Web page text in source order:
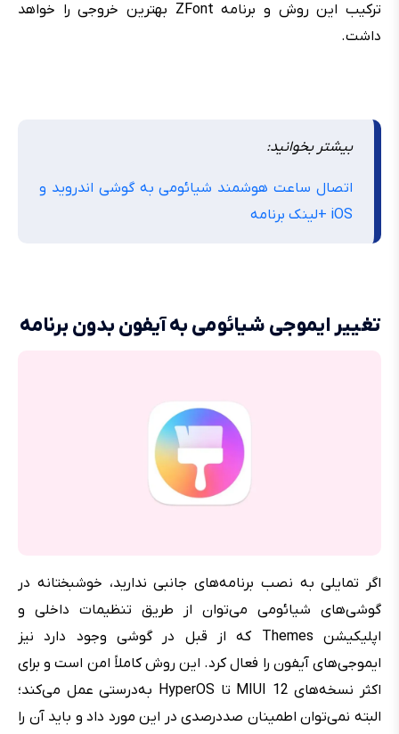
ترکیب این روش و برنامه ZFont بهترین خروجی را خواهد
داشت.
بیشتر بخوانید:
اتصال ساعت هوشمند شیائومی به گوشی اندروید و
iOS +لینک برنامه
تغییر ایموجی شیائومی به آیفون بدون برنامه
اگر تمایلی به نصب برنامه‌های جانبی ندارید، خوشبختانه در
گوشی‌های شیائومی می‌توان از طریق تنظیمات داخلی و
اپلیکیشن Themes که از قبل در گوشی وجود دارد نیز
ایموجی‌های آیفون را فعال کرد. این روش کاملاً امن است و برای
اکثر نسخه‌های MIUI 12 تا HyperOS به‌درستی عمل می‌کند؛
البته نمی‌توان اطمینان صددرصدی در این مورد داد و باید آن را